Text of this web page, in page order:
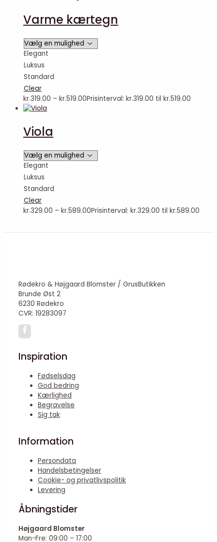
Varme kærtegn
Elegant
Luksus
Standard
Clear
kr.319.00 – kr.519.00Prisinterval: kr.319.00 til kr.519.00
Viola
Elegant
Luksus
Standard
Clear
kr.329.00 – kr.589.00Prisinterval: kr.329.00 til kr.589.00
Rødekro & Højgaard Blomster / GrusButikken
Brunde Øst 2
6230 Rødekro
CVR: 19283097
Inspiration
Fødselsdag
God bedring
Kærlighed
Begravelse
Sig tak
Information
Persondata
Handelsbetingelser
Cookie- og privatlivspolitik
Levering
Åbningstider
Højgaard Blomster
Man-Fre: 09:00 – 17:00